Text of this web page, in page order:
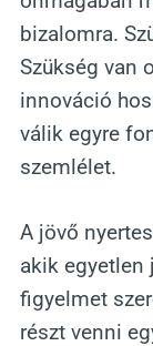
bizalomra.
Szükség van
innováció
válik egyre
szemlélet.
A jövő
akik
figyelmet
részt venni